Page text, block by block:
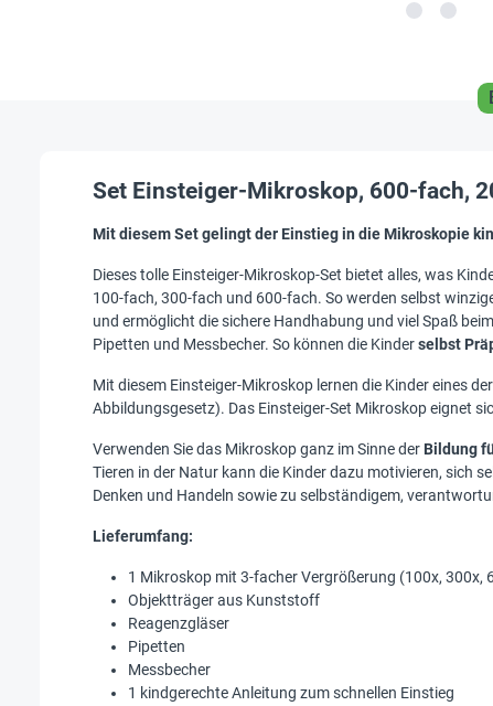
Set Einsteiger-Mikroskop, 600-fach,
Mit diesem Set gelingt der Einstieg in die Mikroskopie
Dieses tolle Einsteiger-Mikroskop-Set bietet alles, was
100-fach, 300-fach und 600-fach. So werden selbst
und ermöglicht die sichere Handhabung und viel Spaß
Pipetten und Messbecher. So können die Kinderselbst
Mit diesem Einsteiger-Mikroskop lernen die Kinder eines
Abbildungsgesetz). Das Einsteiger-Set Mikroskop eignet
Verwenden Sie das Mikroskop ganz im Sinne der Bildung
Tieren in der Natur kann die Kinder dazu motivieren, sich
Denken und Handeln sowie zu selbständigem,
Lieferumfang:
1 Mikroskop mit 3-facher Vergrößerung (100x, 300x,
Objektträger aus Kunststoff
Reagenzgläser
Pipetten
Messbecher
1 kindgerechte Anleitung zum schnellen Einstieg